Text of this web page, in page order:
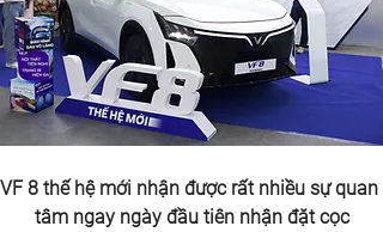
VF 8 thế hệ mới nhận được rất nhiều sự quan
tâm ngay ngày đầu tiên nhận đặt cọc